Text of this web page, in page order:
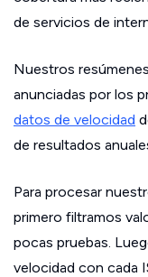
de servicios de
Nuestros
anunciadas por los
datos de velocidad
de resultados
Para procesar
primero filtramos
pocas pruebas.
velocidad con cada